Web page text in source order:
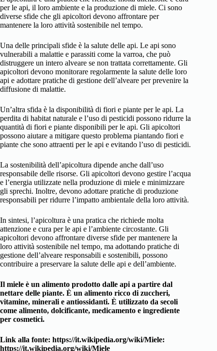
per le api, il loro ambiente e la produzione di miele. Ci sono
diverse sfide che gli apicoltori devono affrontare per
mantenere la loro attività sostenibile nel tempo.
Una delle principali sfide è la salute delle api. Le api sono
vulnerabili a malattie e parassiti come la varroa, che può
distruggere un intero alveare se non trattata correttamente. Gli
apicoltori devono monitorare regolarmente la salute delle loro
api e adottare pratiche di gestione dell’alveare per prevenire la
diffusione di malattie.
Un’altra sfida è la disponibilità di fiori e piante per le api. La
perdita di habitat naturale e l’uso di pesticidi possono ridurre la
quantità di fiori e piante disponibili per le api. Gli apicoltori
possono aiutare a mitigare questo problema piantando fiori e
piante che sono attraenti per le api e evitando l’uso di pesticidi.
La sostenibilità dell’apicoltura dipende anche dall’uso
responsabile delle risorse. Gli apicoltori devono gestire l’acqua
e l’energia utilizzate nella produzione di miele e minimizzare
gli sprechi. Inoltre, devono adottare pratiche di produzione
responsabili per ridurre l’impatto ambientale della loro attività.
In sintesi, l’apicoltura è una pratica che richiede molta
attenzione e cura per le api e l’ambiente circostante. Gli
apicoltori devono affrontare diverse sfide per mantenere la
loro attività sostenibile nel tempo, ma adottando pratiche di
gestione dell’alveare responsabili e sostenibili, possono
contribuire a preservare la salute delle api e dell’ambiente.
Il miele è un alimento prodotto dalle api a partire dal
nettare delle piante. È un alimento ricco di zuccheri,
vitamine, minerali e antiossidanti. È utilizzato da secoli
come alimento, dolcificante, medicamento e ingrediente
per cosmetici.
Link alla fonte: https://it.wikipedia.org/wiki/Miele:
https://it.wikipedia.org/wiki/Miele